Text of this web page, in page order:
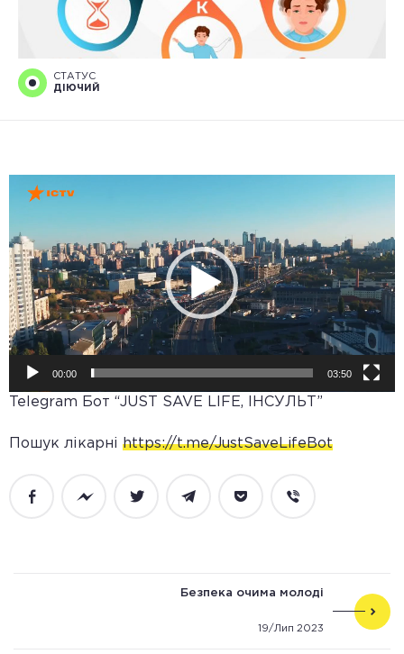
СТАТУС
ДІЮЧИЙ
Відеопрогравач
00:00 03:50
Telegram Бот “JUST SAVE LIFE, ІНСУЛЬТ”
Пошук лікарні https://t.me/JustSaveLifeBot
FacebookMessengerTwitter TelegramPocket Viber
Безпека очима молоді
19/Лип 2023